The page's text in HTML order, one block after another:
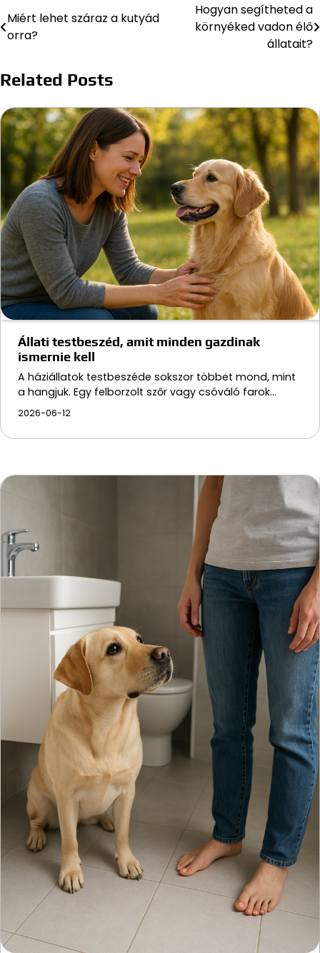
Bejegyzés
navigáció
Miért lehet száraz a kutyád
orra?
Hogyan segítheted a
környéked vadon élő
állatait?
Related Posts
Állati testbeszéd, amit minden gazdinak
ismernie kell
A háziállatok testbeszéde sokszor többet mond, mint
a hangjuk. Egy felborzolt szőr vagy csóváló farok…
2026-06-12